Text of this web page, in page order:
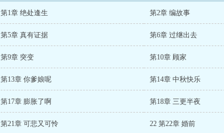
第1章 绝处逢生 第2章 编故事
第5章 真有证据 第6章 过继出去
第9章 突变 第10章 顾家
第13章 你爹娘呢 第14章 中秋快乐
第17章 膨胀了啊 第18章 三更半夜
第21章 可悲又可怜 22 第22章 婚前